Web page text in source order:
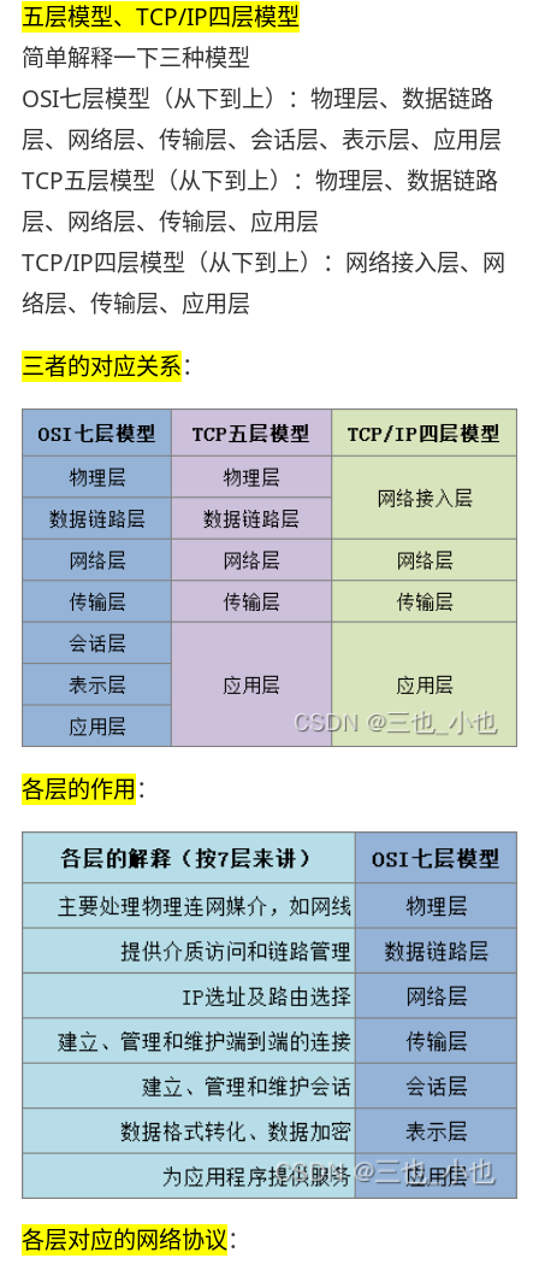
五层模型、TCP/IP四层模型
简单解释一下三种模型
OSI七层模型（从下到上）：物理层、数据链路
层、网络层、传输层、会话层、表示层、应用层
TCP五层模型（从下到上）：物理层、数据链路
层、网络层、传输层、应用层
TCP/IP四层模型（从下到上）：网络接入层、网
络层、传输层、应用层
三者的对应关系：
各层的作用：
各层对应的网络协议：